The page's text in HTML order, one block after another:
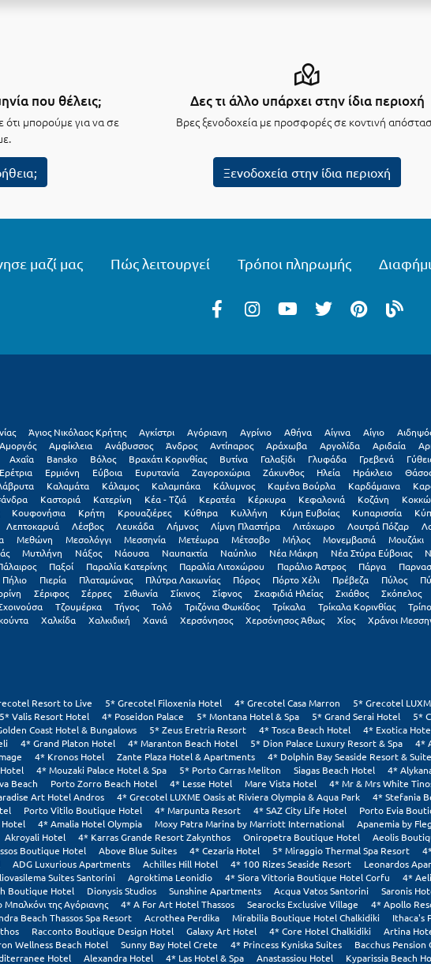
που θέλεις;
ότι μπορούμε για να σε
Δες τι άλλο υπάρχει στην ίδια περιοχή
Βρες ξενοδοχεία με προσφορές σε κοντινή
Ξενοδοχεία στην ίδια περιοχή
μαζί μας Πώς λειτουργεί Τρόποι πληρωμής
Άγιος Νικόλαος Κρήτης Αγκίστρι Αγόριανη Αγρίνιο Αθήνα Αίγινα Αίγιο
Αμοργός Αμφίκλεια Ανάβυσσος Άνδρος Αντίπαρος Αράχωβα Αργολίδα Αριδαία
Αχαΐα Βansko Βόλος Βραχάτι Κορινθίας Βυτίνα Γαλαξiδι Γλυφάδα Γρεβενά
Ερέτρια Ερμιόνη Εύβοια Ευρυτανία Ζαγοροχώρια Ζάκυνθος Ηλεία Ηράκλειο
Καλαμάτα Κάλαμος Καλαμπάκα Κάλυμνος Καμένα Βούρλα Καρδάμαινα
Καστοριά Κατερίνη Κέα - Τζιά Κερατέα Κέρκυρα Κεφαλονιά Κοζάνη
Κουφονήσια Κρήτη Κρουαζιέρες Κύθηρα Κυλλήνη Κύμη Ευβοίας Κυπαρισσία
Λεπτοκαρυά Λέσβος Λευκάδα Λήμνος Λίμνη Πλαστήρα Λιτόχωρο Λουτρά Πόζαρ
Μεθώνη Μεσολόγγι Μεσσηνία Μετέωρα Μέτσοβο Μήλος Μονεμβασιά Μουζάκι
Μυτιλήνη Νάξος Νάουσα Ναυπακτία Ναύπλιο Νέα Μάκρη Νέα Στύρα Εύβοιας
Παξοί Παραλία Κατερίνης Παραλία Λιτοχώρου Παράλιο Άστρος Πάργα
Πήλιο Πιερία Πλαταμώνας Πλύτρα Λακωνίας Πόρος Πόρτο Χέλι Πρέβεζα Πύλος
Σέριφος Σέρρες Σιθωνία Σίκινος Σίφνος Σκαφιδιά Ηλείας Σκιάθος Σκόπελος
Τζουμέρκα Τήνος Τολό Τριζόνια Φωκίδος Τρίκαλα Τρίκαλα Κορινθίας
Χαλκίδα Χαλκιδική Χανιά Χερσόνησος Χερσόνησος Άθως Χίος Χράνοι
Resort to Live 5* Grecotel Filoxenia Hotel 4* Grecotel Casa Marron 5* Grecotel
5* Valis Resort Hotel 4* Poseidon Palace 5* Montana Hotel & Spa 5* Grand Serai Hotel 5*
Coast Hotel & Bungalows 5* Zeus Eretria Resort 4* Tosca Beach Hotel 4* Exotica
4* Grand Platon Hotel 4* Maranton Beach Hotel 5* Dion Palace Luxury Resort & Spa 4*
4* Kronos Hotel Zante Plaza Hotel & Apartments 4* Dolphin Bay Seaside Resort &
4* Mouzaki Palace Hotel & Spa 5* Porto Carras Meliton Siagas Beach Hotel 4*
Beach Porto Zorro Beach Hotel 4* Lesse Hotel Mare Vista Hotel 4* Mr & Mrs White
Art Hotel Andros 4* Grecotel LUXME Oasis at Riviera Olympia & Aqua Park 4* Stefania
Porto Vitilo Boutique Hotel 4* Marpunta Resort 4* SAZ City Life Hotel Porto Evia
Hotel 4* Amalia Hotel Olympia Moxy Patra Marina by Marriott International Apanemia by
Akroyali Hotel 4* Karras Grande Resort Zakynthos Oniropetra Boutique Hotel Aeolis
Boutique Hotel Above Blue Suites 4* Cezaria Hotel 5* Miraggio Thermal Spa Resort
ADG Luxurious Apartments Achilles Hill Hotel 4* 100 Rizes Seaside Resort Leonardos
Suites Santorini Agroktima Leonidio 4* Siora Vittoria Boutique Hotel Corfu 4*
Boutique Hotel Dionysis Studios Sunshine Apartments Acqua Vatos Santorini Saronis
Μπαλκόνι της Αγόριανης 4* A For Art Hotel Thassos Searocks Exclusive Village 4* Apollo
Beach Thassos Spa Resort Acrothea Perdika Mirabilia Boutique Hotel Chalkidiki Ithaca's
Racconto Boutique Design Hotel Galaxy Art Hotel 4* Core Hotel Chalkidiki Artina
Wellness Beach Hotel Sunny Bay Hotel Crete 4* Princess Kyniska Suites Bacchus Pension
Hotel Alexandra Hotel 4* Las Hotel & Spa Anastassiou Hotel Kyparissia Beach